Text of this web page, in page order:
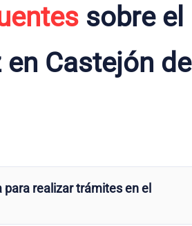
sobre el
Castejón de
realizar trámites en el